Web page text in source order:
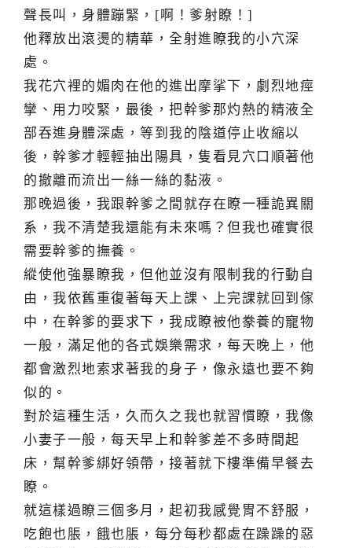
聲長叫，身體蹦緊，[啊！爹射瞭！]
他釋放出滾燙的精華，全射進瞭我的小穴深
處。
我花穴裡的媚肉在他的進出摩挲下，劇烈地痙
攣、用力咬緊，最後，把幹爹那灼熱的精液全
部吞進身體深處，等到我的陰道停止收縮以
後，幹爹才輕輕抽出陽具，隻看見穴口順著他
的撤離而流出一絲一絲的黏液。
那晚過後，我跟幹爹之間就存在瞭一種詭異關
系，我不清楚我還能有未來嗎？但我也確實很
需要幹爹的撫養。
縱使他強暴瞭我，但他並沒有限制我的行動自
由，我依舊重復著每天上課、上完課就回到傢
中，在幹爹的要求下，我成瞭被他豢養的寵物
一般，滿足他的各式娛樂需求，每天晚上，他
都會激烈地索求著我的身子，像永遠也要不夠
似的。
對於這種生活，久而久之我也就習慣瞭，我像
小妻子一般，每天早上和幹爹差不多時間起
床，幫幹爹綁好領帶，接著就下樓準備早餐去
瞭。
就這樣過瞭三個多月，起初我感覺胃不舒服，
吃飽也脹，餓也脹，每分每秒都處在躁躁的惡